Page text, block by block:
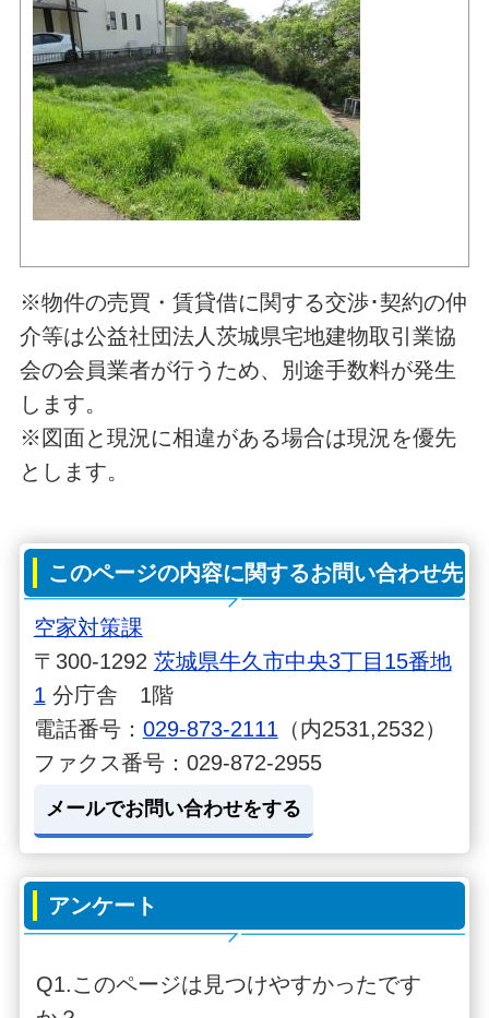
※物件の売買・賃貸借に関する交渉･契約の仲
介等は公益社団法人茨城県宅地建物取引業協
会の会員業者が行うため、別途手数料が発生
します。
※図面と現況に相違がある場合は現況を優先
とします。
このページの内容に関するお問い合わせ先
空家対策課
〒300-1292 茨城県牛久市中央3丁目15番地
1 分庁舎 1階
電話番号： 029-873-2111 （内2531,2532）
ファクス番号：029-872-2955
メールでお問い合わせをする
アンケート
Q1.このページは見つけやすかったです